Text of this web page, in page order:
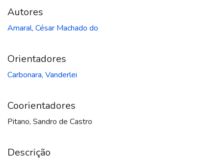
Autores
Amaral, César Machado do
Orientadores
Carbonara, Vanderlei
Coorientadores
Pitano, Sandro de Castro
Descrição